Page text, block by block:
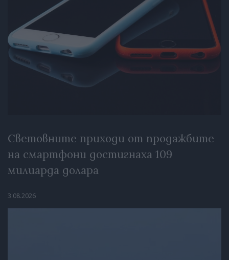
Световните приходи от продажбите
на смартфони достигнаха 109
милиарда долара
3.08.2026